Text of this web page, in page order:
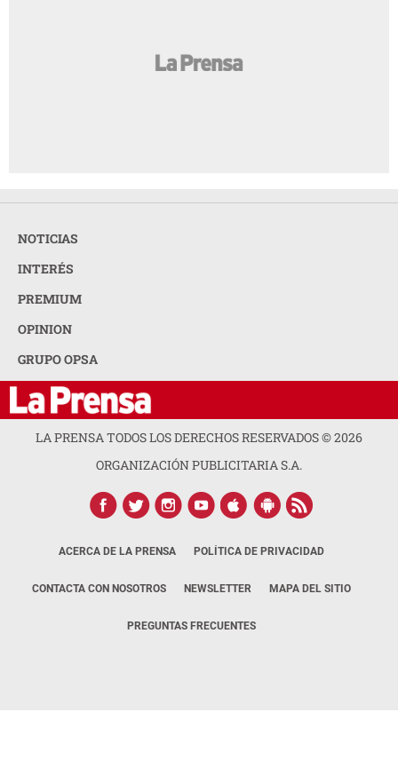
NOTICIAS
INTERÉS
PREMIUM
OPINION
GRUPO OPSA
LA PRENSA TODOS LOS DERECHOS RESERVADOS ©2026
ORGANIZACIÓN PUBLICITARIA S.A.
ACERCA DE LA PRENSA POLÍTICA DE PRIVACIDAD
CONTACTA CON NOSOTROS NEWSLETTER MAPA DEL SITIO
PREGUNTAS FRECUENTES